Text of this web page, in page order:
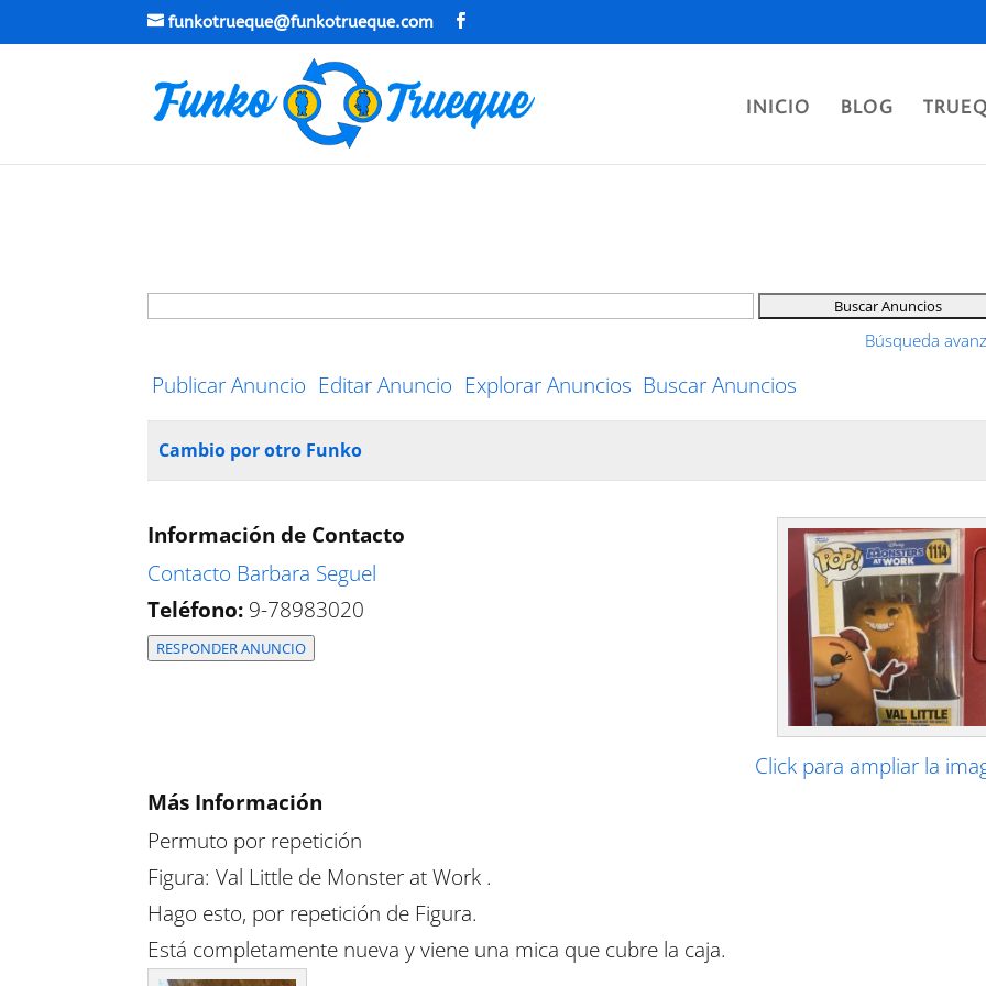
funkotrueque@funkotrueque.com
INICIO BLOG
Buscar:
Búsqueda
Publicar Anuncio Editar Anuncio Explorar Anuncios Buscar Anuncios
Cambio por otro Funko
Click para ampliar la
Información de Contacto
Contacto Barbara Seguel
Teléfono: 9-78983020
RESPONDER ANUNCIO
Más Información
Permuto por repetición
Figura: Val Little de Monster at Work .
Hago esto, por repetición de Figura.
Está completamente nueva y viene una mica que cubre la caja.